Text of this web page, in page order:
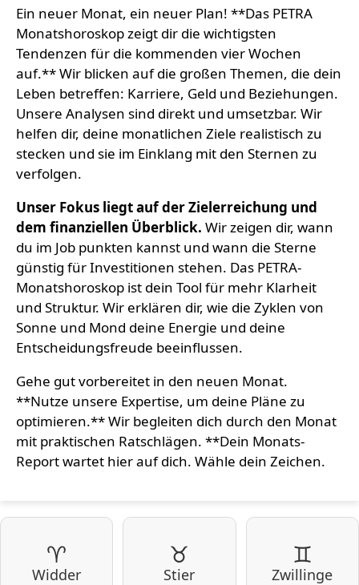
Ein neuer Monat, ein neuer Plan! **Das PETRA
Monatshoroskop zeigt dir die wichtigsten
Tendenzen für die kommenden vier Wochen
auf.** Wir blicken auf die großen Themen, die dein
Leben betreffen: Karriere, Geld und Beziehungen.
Unsere Analysen sind direkt und umsetzbar. Wir
helfen dir, deine monatlichen Ziele realistisch zu
stecken und sie im Einklang mit den Sternen zu
verfolgen.
Unser Fokus liegt auf der Zielerreichung und
dem finanziellen Überblick. Wir zeigen dir, wann
du im Job punkten kannst und wann die Sterne
günstig für Investitionen stehen. Das PETRA-
Monatshoroskop ist dein Tool für mehr Klarheit
und Struktur. Wir erklären dir, wie die Zyklen von
Sonne und Mond deine Energie und deine
Entscheidungsfreude beeinflussen.
Gehe gut vorbereitet in den neuen Monat.
**Nutze unsere Expertise, um deine Pläne zu
optimieren.** Wir begleiten dich durch den Monat
mit praktischen Ratschlägen. **Dein Monats-
Report wartet hier auf dich. Wähle dein Zeichen.
♈
Widder
♉
Stier
♊
Zwillinge